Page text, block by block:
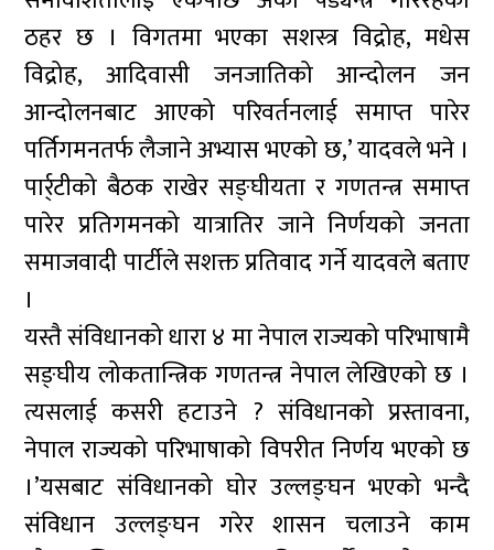
ठहर छ । विगतमा भएका सशस्त्र विद्रोह, मधेस
विद्रोह, आदिवासी जनजातिको आन्दोलन जन
आन्दोलनबाट आएको परिवर्तनलाई समाप्त पारेर
पर्तिगमनतर्फ लैजाने अभ्यास भएको छ,’ यादवले भने ।
पार्र्टीको बैठक राखेर सङ्घीयता र गणतन्त्र समाप्त
पारेर प्रतिगमनको यात्रातिर जाने निर्णयको जनता
समाजवादी पार्टीले सशक्त प्रतिवाद गर्ने यादवले बताए
।
यस्तै संविधानको धारा ४ मा नेपाल राज्यको परिभाषामै
सङ्घीय लोकतान्त्रिक गणतन्त्र नेपाल लेखिएको छ ।
त्यसलाई कसरी हटाउने ? संविधानको प्रस्तावना,
नेपाल राज्यको परिभाषाको विपरीत निर्णय भएको छ
।’यसबाट संविधानको घोर उल्लङ्घन भएको भन्दै
संविधान उल्लङ्घन गरेर शासन चलाउने काम